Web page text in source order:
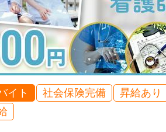
イト 社会保険完備
昇給あり